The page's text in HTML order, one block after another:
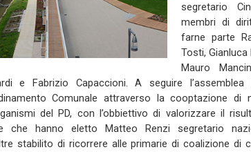
segretario
membri di
farne parte
Tosti,
Mauro
e Fabrizio Capaccioni. A seguire l’assemblea
Comunale attraverso la cooptazione di
del PD, con l’obbiettivo di valorizzare il
che hanno eletto Matteo Renzi segretario
stabilito di ricorrere alle primarie di coalizione di